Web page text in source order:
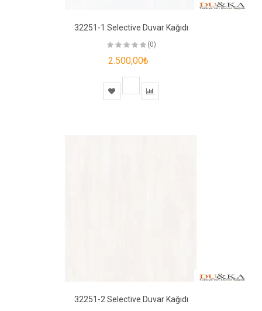
32251-1 Selective Duvar Kağıdı
(0)
2.500,00₺
32251-2 Selective Duvar Kağıdı